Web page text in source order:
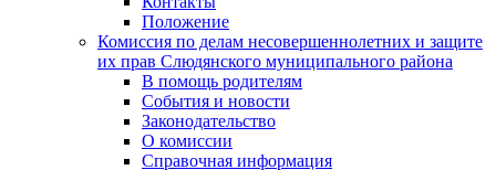
Положение
Комиссия по делам несовершеннолетних и защите
их прав Слюдянского муниципального района
В помощь родителям
События и новости
Законодательство
О комиссии
Справочная информация